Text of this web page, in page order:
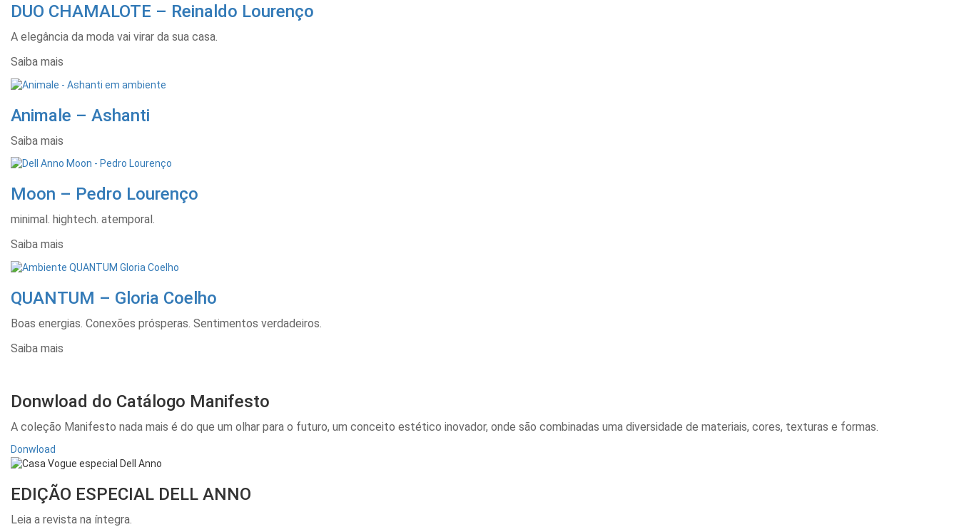
DUO CHAMALOTE – Reinaldo Lourenço
A elegância da moda vai virar da sua casa.
Saiba mais
Animale – Ashanti
Saiba mais
Moon – Pedro Lourenço
minimal. hightech. atemporal.
Saiba mais
QUANTUM – Gloria Coelho
Boas energias. Conexões prósperas. Sentimentos verdadeiros.
Saiba mais
Donwload do Catálogo Manifesto
A coleção Manifesto nada mais é do que um olhar para o futuro, um conceito estético inovador, onde são combinadas uma diversidade de materiais, cores, texturas e formas.
Donwload
EDIÇÃO ESPECIAL DELL ANNO
Leia a revista na íntegra.